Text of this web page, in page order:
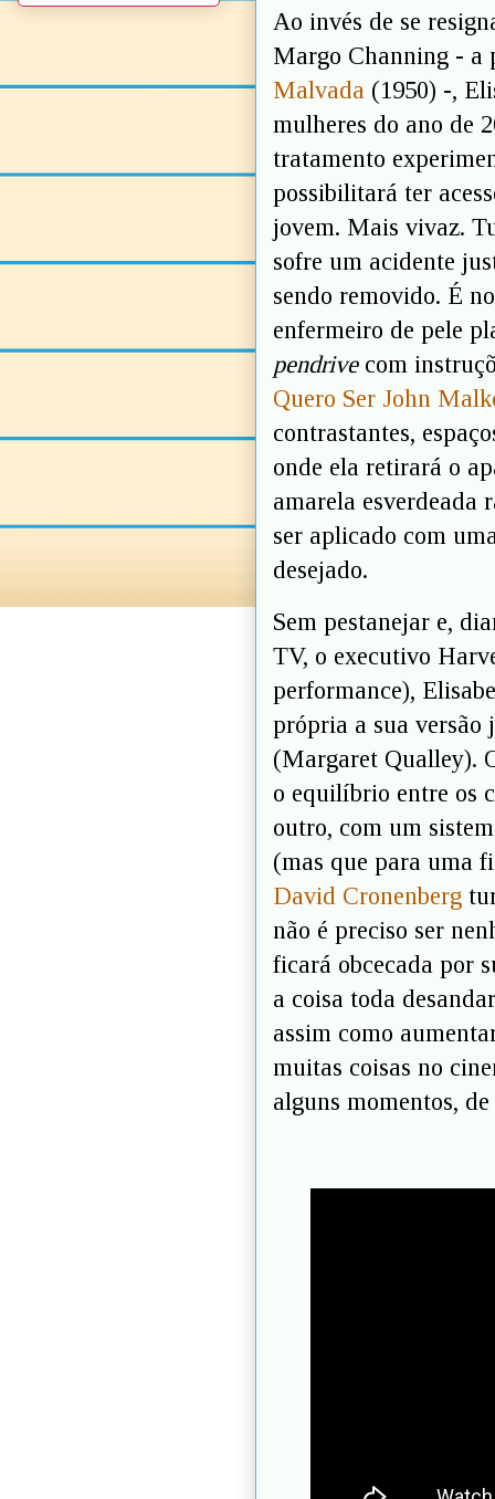
Ao invés de se
Margo Channing - a
Malvada (1950) -,
mulheres do ano de
tratamento
possibilitará ter
jovem. Mais vivaz.
sofre um acidente
sendo removido. É
enfermeiro de pele
pendrivecom
Quero Ser John
contrastantes,
onde ela retirará o
amarela esverdeada
ser aplicado com
desejado.
Sem pestanejar e,
TV, o executivo
performance),
própria a sua versão
(Margaret Qualley).
o equilíbrio entre os
outro, com um
(mas que para uma
David Cronenberg
não é preciso ser
ficará obcecada por
a coisa toda
assim como
muitas coisas no
alguns momentos,